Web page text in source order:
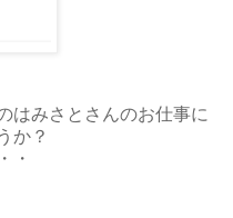
はみさとさんのお仕事に
か？
・